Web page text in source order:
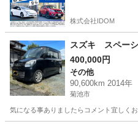
株式会社IDOM
スズキ スペー
400,000円
その他
90,600km 2014年
菊池市
気になる事ありましたらコメント宜しく